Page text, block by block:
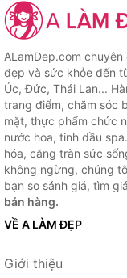
ALamDep.com
đẹp và sức khỏe đến
Úc, Đức, Thái Lan...
trang điểm, chăm sóc
mặt, thực phẩm chức
nước hoa, tinh dầu
hóa, căng tràn sức
không ngừng, chúng
bạn so sánh giá, tìm
bán hàng.
VỀ A LÀM ĐẸP
Giới thiệu